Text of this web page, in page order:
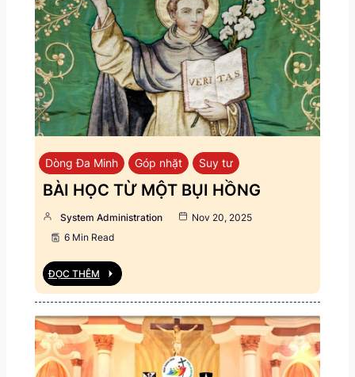
Dòng Đa Minh Góp nhặt Suy tư
BÀI HỌC TỪ MỘT BỤI HỒNG
System Administration
Nov 20, 2025
6 Min Read
ĐỌC THÊM